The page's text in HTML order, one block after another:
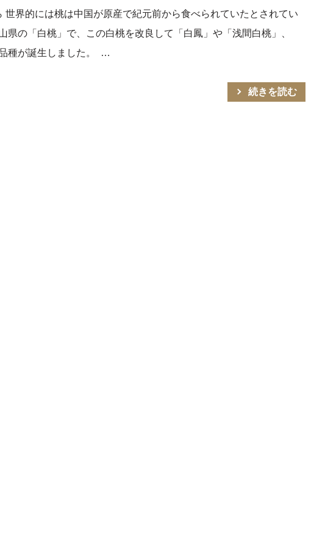
世界的には桃は中国が原産で紀元前から食べられていたとされてい
県の「白桃」で、この白桃を改良して「白鳳」や「浅間白桃」、
種が誕生しました。 …
続きを読む